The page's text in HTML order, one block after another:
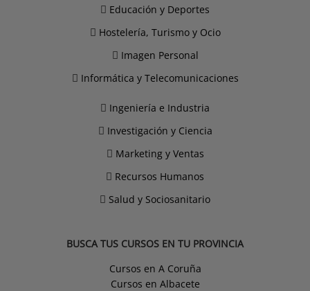
Educación y Deportes
Hostelería, Turismo y Ocio
Imagen Personal
Informática y Telecomunicaciones
Ingeniería e Industria
Investigación y Ciencia
Marketing y Ventas
Recursos Humanos
Salud y Sociosanitario
BUSCA TUS CURSOS EN TU PROVINCIA
Cursos en A Coruña
Cursos en Albacete